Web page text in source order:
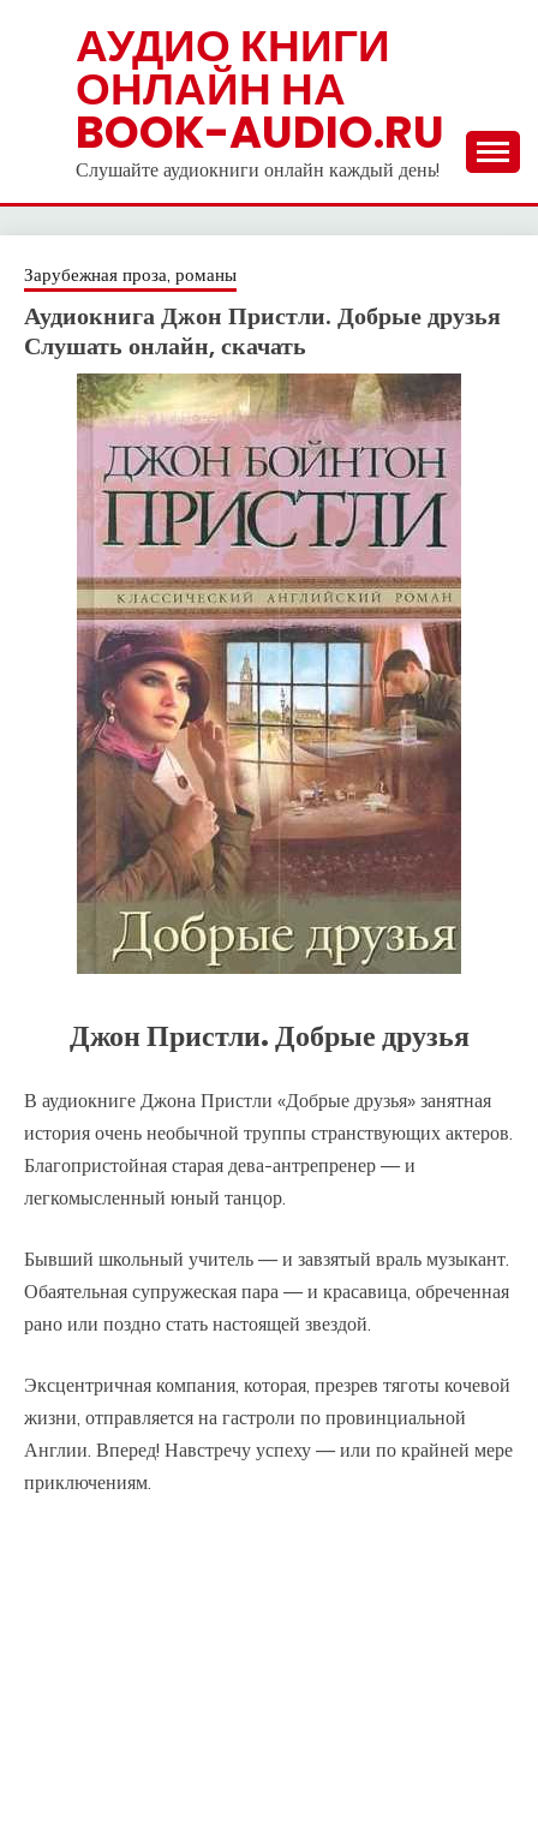
АУДИО КНИГИ
ОНЛАЙН НА
BOOK-AUDIO.RU
Слушайте аудиокниги онлайн каждый день!
Зарубежная проза, романы
Аудиокнига Джон Пристли. Добрые друзья
Слушать онлайн, скачать
Джон Пристли. Добрые друзья
В аудиокниге Джона Пристли «Добрые друзья» занятная
история очень необычной труппы странствующих актеров.
Благопристойная старая дева-антрепренер — и
легкомысленный юный танцор.
Бывший школьный учитель — и завзятый враль музыкант.
Обаятельная супружеская пара — и красавица, обреченная
рано или поздно стать настоящей звездой.
Эксцентричная компания, которая, презрев тяготы кочевой
жизни, отправляется на гастроли по провинциальной
Англии. Вперед! Навстречу успеху — или по крайней мере
приключениям.